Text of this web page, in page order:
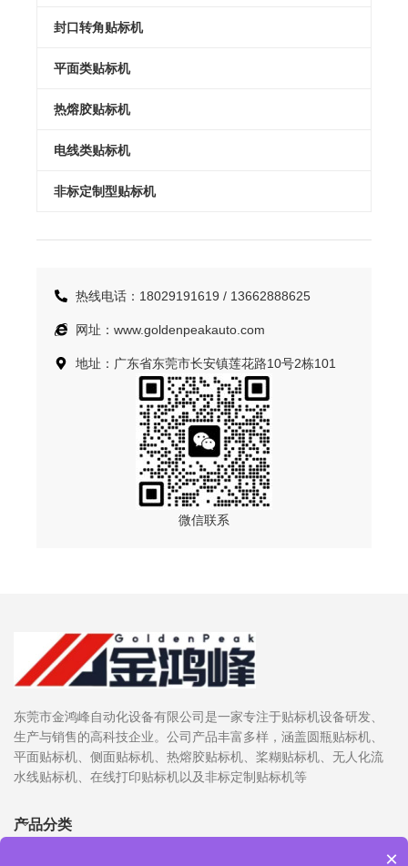
封口转角贴标机
平面类贴标机
热熔胶贴标机
电线类贴标机
非标定制型贴标机
热线电话：18029191619 / 13662888625
网址：www.goldenpeakauto.com
地址：广东省东莞市长安镇莲花路10号2栋101
微信联系
东莞市金鸿峰自动化设备有限公司是一家专注于贴标机设备研发、
生产与销售的高科技企业。公司产品丰富多样，涵盖圆瓶贴标机、
平面贴标机、侧面贴标机、热熔胶贴标机、桨糊贴标机、无人化流
水线贴标机、在线打印贴标机以及非标定制贴标机等
产品分类
×